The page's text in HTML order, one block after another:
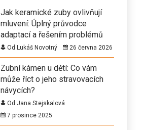
Jak keramické zuby ovlivňují
mluvení: Úplný průvodce
adaptací a řešením problémů
Od Lukáš Novotný 26 června 2026
Zubní kámen u dětí: Co vám
může říct o jeho stravovacích
návycích?
Od Jana Stejskalová
7 prosince 2025